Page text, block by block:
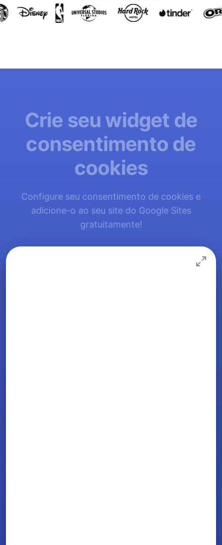
Crie seu widget de
consentimento de
cookies
Configure seu consentimento de cookies e
adicione-o ao seu site do Google Sites
gratuitamente!